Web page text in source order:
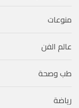
منوعات
عالم الفن
طب وصحة
رياضة